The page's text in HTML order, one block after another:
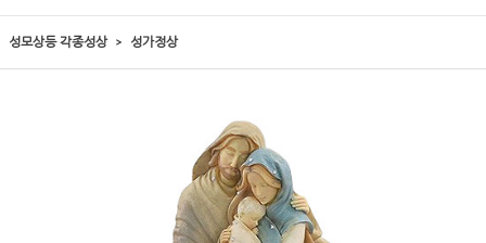
성모상등 각종성상 성가정상